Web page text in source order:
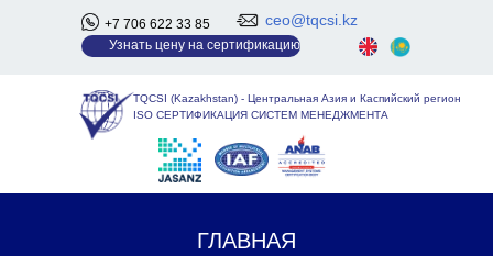
+7 706 622 33 85 ceo@tqcsi.kz
Узнать цену на сертификацию
TQCSI (Kazakhstan) - Центральная Азия и Каспийский регион
ISO СЕРТИФИКАЦИЯ СИСТЕМ МЕНЕДЖМЕНТА
ГЛАВНАЯ